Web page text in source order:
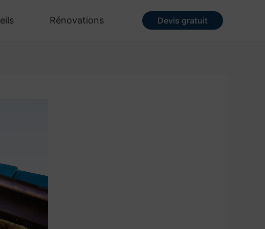
Rénovations Devis gratuit